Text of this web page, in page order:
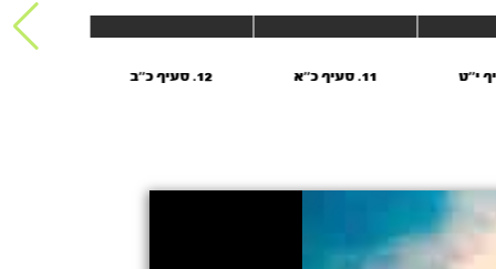
11. סעיף כ’’א 12. סעיף כ’’ב